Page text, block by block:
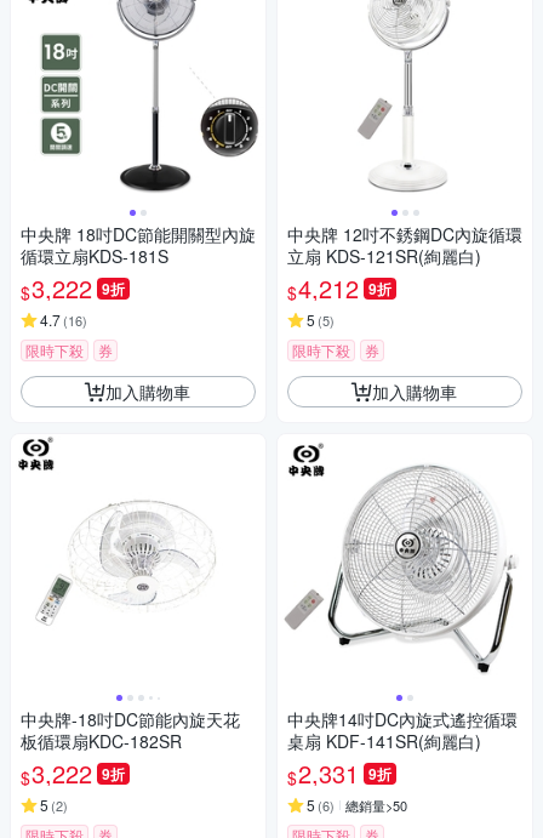
中央牌 18吋DC節能開關型內旋
循環立扇KDS-181S
$3,222 9折
4.7(16)
限時下殺 券
加入購物車
中央牌-18吋DC節能內旋天花
板循環扇KDC-182SR
$3,222 9折
5 (2)
中央牌 12吋不銹鋼DC內旋循環
立扇 KDS-121SR(絢麗白)
$4,212 9折
5 (5)
限時下殺 券
加入購物車
中央牌14吋DC內旋式遙控循環
桌扇 KDF-141SR(絢麗白)
$2,331 9折
5 (6) 總銷量>50